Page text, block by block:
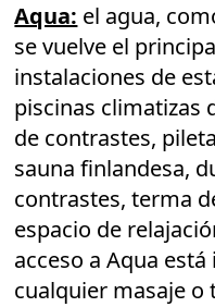
Aqua: el agua,
se vuelve el
instalaciones de
piscinas climatizas
de contrastes,
sauna fi­nlandesa,
contrastes, terma
espacio de
acceso a Aqua
cualquier masaje o